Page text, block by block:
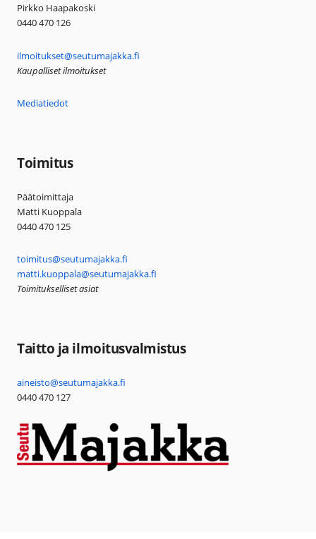
Pirkko Haapakoski
0440 470 126
ilmoitukset@seutumajakka.fi
Kaupalliset ilmoitukset
Mediatiedot
Toimitus
Päätoimittaja
Matti Kuoppala
0440 470 125
toimitus@seutumajakka.fi
matti.kuoppala@seutumajakka.fi
Toimitukselliset asiat
Taitto ja ilmoitusvalmistus
aineisto@seutumajakka.fi
0440 470 127